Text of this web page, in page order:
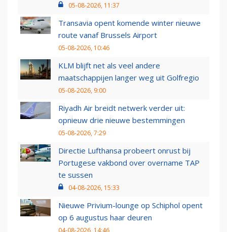
05-08-2026, 11:37
Transavia opent komende winter nieuwe
route vanaf Brussels Airport
05-08-2026, 10:46
KLM blijft net als veel andere
maatschappijen langer weg uit Golfregio
05-08-2026, 9:00
Riyadh Air breidt netwerk verder uit:
opnieuw drie nieuwe bestemmingen
05-08-2026, 7:29
Directie Lufthansa probeert onrust bij
Portugese vakbond over overname TAP
te sussen
04-08-2026, 15:33
Nieuwe Privium-lounge op Schiphol opent
op 6 augustus haar deuren
04-08-2026, 14:46